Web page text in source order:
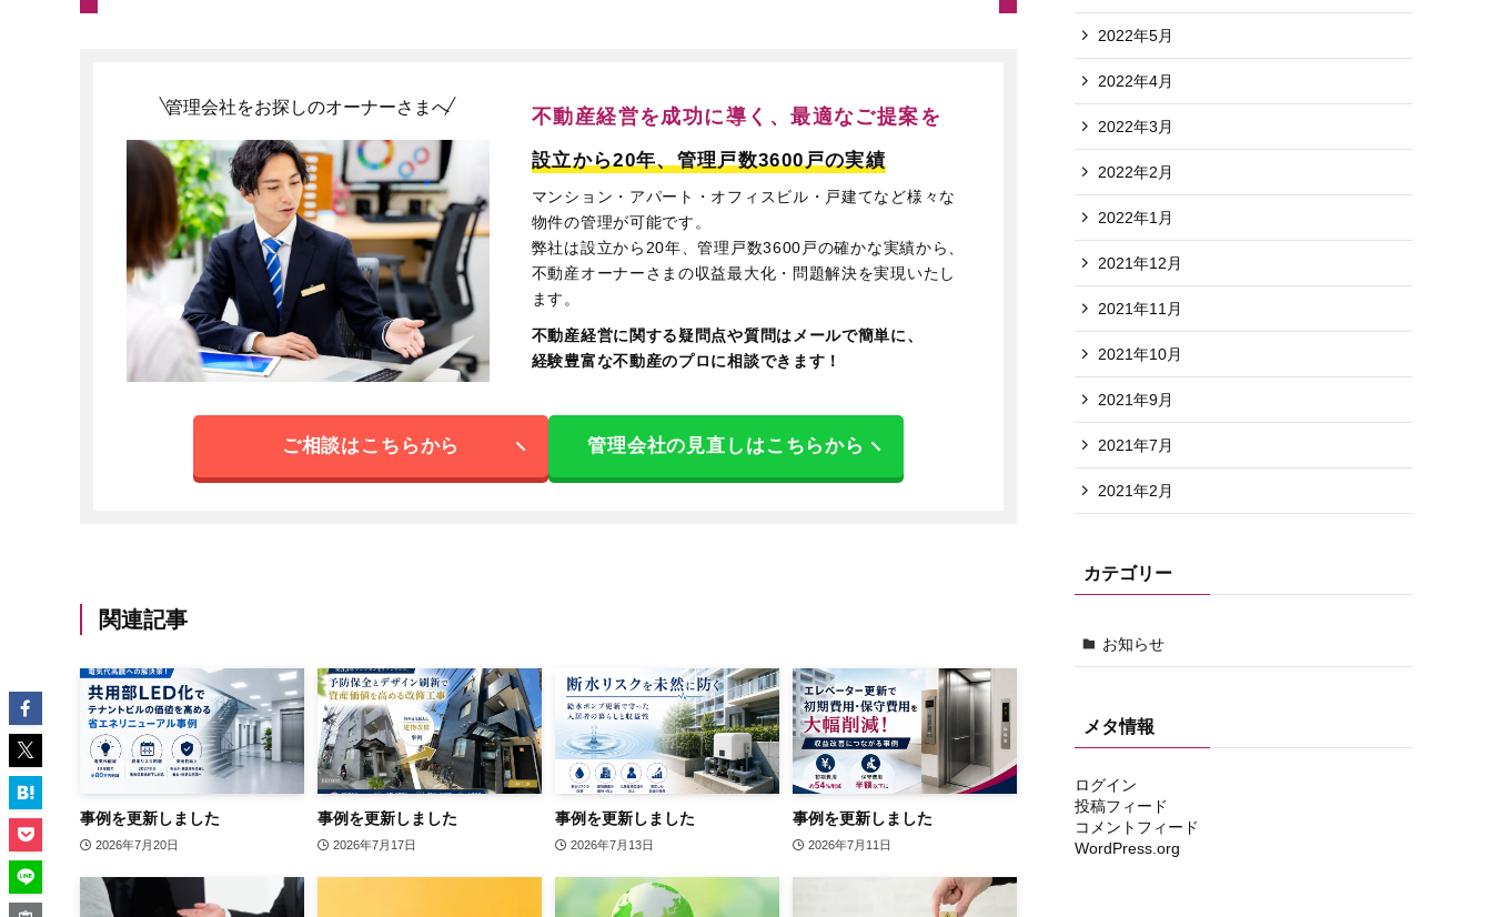
管理会社をお探しのオーナーさまへ 不動産経営を成功に導く、最適なご提案を
設立から20年、管理戸数3600戸の実績
マンション・アパート・オフィスビル・戸建てなど様々な
物件の管理が可能です。
弊社は設立から20年、管理戸数3600戸の確かな実績から、
不動産オーナーさまの収益最大化・問題解決を実現いたし
ます。
不動産経営に関する疑問点や質問はメールで簡単に、
経験豊富な不動産のプロに相談できます！
ご相談はこちらから 管理会社の見直しはこちらから
関連記事
事例を更新しました
2026年7月20日
事例を更新しました
2026年7月17日
事例を更新しました
2026年7月13日
事例を更新しました
2026年7月11日
2022年5月
2022年4月
2022年3月
2022年2月
2022年1月
2021年12月
2021年11月
2021年10月
2021年9月
2021年7月
2021年2月
カテゴリー
お知らせ
メタ情報
ログイン
投稿フィード
コメントフィード
WordPress.org